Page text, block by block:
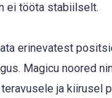
ei tööta stabiilselt.
erinevatest
Magicu noored
ja kiirusel